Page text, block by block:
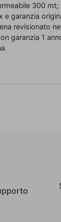
300
e garanzia
revisionato
garanzia 1